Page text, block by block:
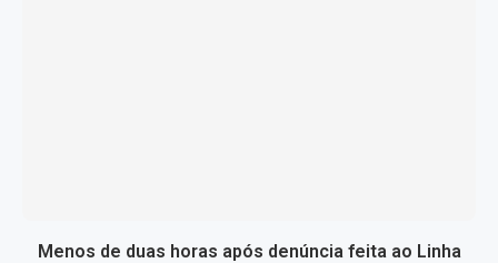
Menos de duas horas após denúncia feita ao Linha